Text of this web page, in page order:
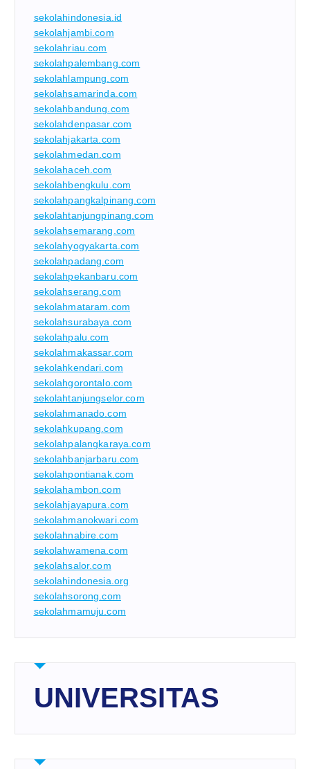
sekolahindonesia.id
sekolahjambi.com
sekolahriau.com
sekolahpalembang.com
sekolahlampung.com
sekolahsamarinda.com
sekolahbandung.com
sekolahdenpasar.com
sekolahjakarta.com
sekolahmedan.com
sekolahaceh.com
sekolahbengkulu.com
sekolahpangkalpinang.com
sekolahtanjungpinang.com
sekolahsemarang.com
sekolahyogyakarta.com
sekolahpadang.com
sekolahpekanbaru.com
sekolahserang.com
sekolahmataram.com
sekolahsurabaya.com
sekolahpalu.com
sekolahmakassar.com
sekolahkendari.com
sekolahgorontalo.com
sekolahtanjungselor.com
sekolahmanado.com
sekolahkupang.com
sekolahpalangkaraya.com
sekolahbanjarbaru.com
sekolahpontianak.com
sekolahambon.com
sekolahjayapura.com
sekolahmanokwari.com
sekolahnabire.com
sekolahwamena.com
sekolahsalor.com
sekolahindonesia.org
sekolahsorong.com
sekolahmamuju.com
UNIVERSITAS